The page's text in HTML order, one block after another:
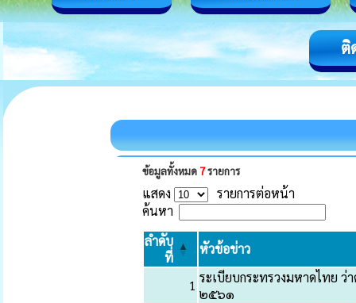
ติ
ข้อมูลทั้งหมด 7รายการ
แสดง
รายการต่อหน้า
ค้นหา
ลำดับ
ที่
หัวข้อข่าว
1 ระเบียบกระทรวงมหาดไทย
๒๕๖๑